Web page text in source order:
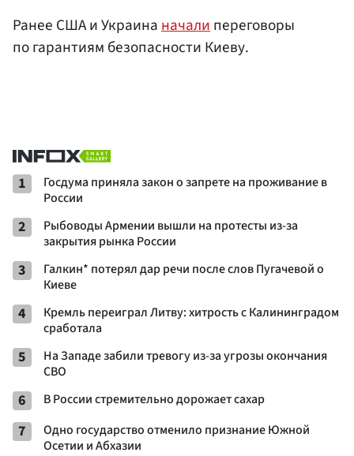
Ранее США и Украинаначалипереговоры
по гарантиям безопасности Киеву.
1
Госдума приняла закон о запрете на проживание в
России
2
Рыбоводы Армении вышли на протесты из-за
закрытия рынка России
3
Галкин* потерял дар речи после слов Пугачевой о
Киеве
4
Кремль переиграл Литву: хитрость с Калининградом
сработала
5
На Западе забили тревогу из-за угрозы окончания
СВО
6 В России стремительно дорожает сахар
7
Одно государство отменило признание Южной
Осетии и Абхазии